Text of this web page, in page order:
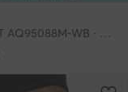
EO-NET AQ95088M-WB · Čevlji za košarko